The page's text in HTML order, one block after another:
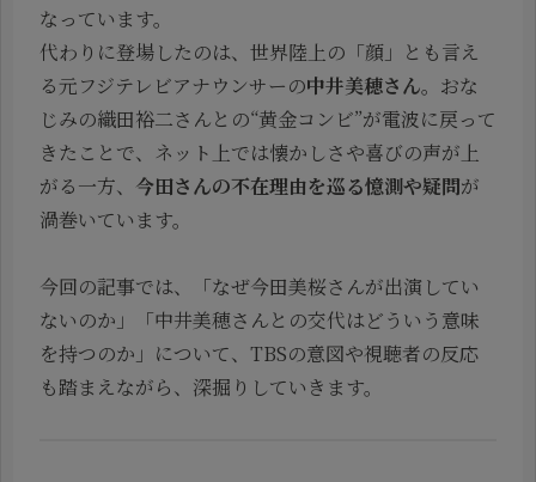
なっています。
代わりに登場したのは、世界陸上の「顔」とも言え
る元フジテレビアナウンサーの中井美穂さん。おな
じみの織田裕二さんとの“黄金コンビ”が電波に戻って
きたことで、ネット上では懐かしさや喜びの声が上
がる一方、 今田さんの不在理由を巡る憶測や疑問が
渦巻いています。
今回の記事では、「なぜ今田美桜さんが出演してい
ないのか」「中井美穂さんとの交代はどういう意味
を持つのか」について、TBSの意図や視聴者の反応
も踏まえながら、深掘りしていきます。